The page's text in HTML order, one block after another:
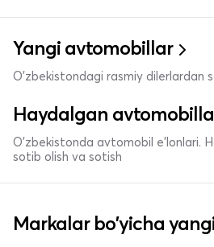
Yangi avtomobillar
O'zbekistondagi rasmiy dilerlardan
Haydalgan
O'zbekistonda avtomobil e’lonlari.
sotib olish va sotish
Markalar bo'yicha